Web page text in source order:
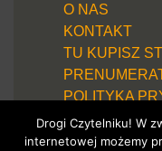
O NAS
KONTAKT
TU KUPISZ
POLITYKA
Drogi Czytelniku! W
internetowej możemy